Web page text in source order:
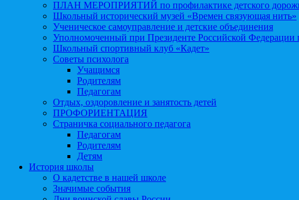
ПЛАН МЕРОПРИЯТИЙ по профилактике детского
Школьный исторический музей «Времен связующая нить»
Ученическое самоуправление и детские объединения
Уполномоченный при Президенте Российской Федерации
Школьный спортивный клуб «Кадет»
Советы психолога
Учащимся
Родителям
Педагогам
Отдых, оздоровление и занятость детей
ПРОФОРИЕНТАЦИЯ
Страничка социального педагога
Педагогам
Родителям
Детям
История школы
О кадетстве в нашей школе
Значимые события